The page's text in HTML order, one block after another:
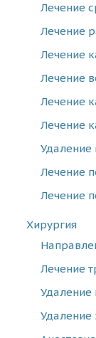
Лечение
Лечение
Лечение
Лечение
Лечение
Лечение
Удаление
Лечение
Лечение
Хирургия
Лечение
Удаление
Удаление